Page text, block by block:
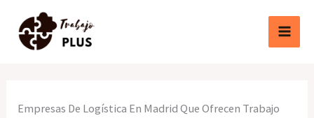
contenido
Empresas De Logística En Madrid Que Ofrecen Trabajo